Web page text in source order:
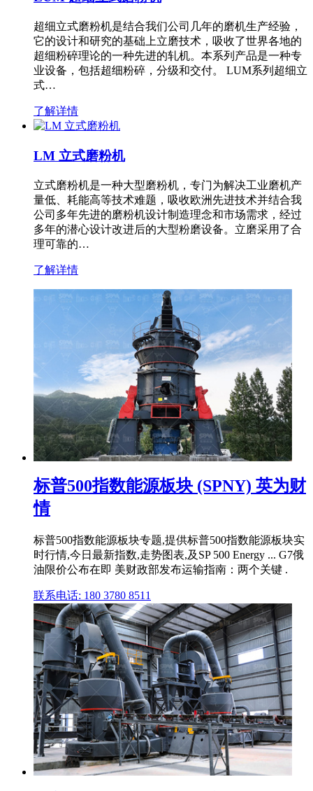
超细立式磨粉机是结合我们公司几年的磨机生产经验，
它的设计和研究的基础上立磨技术，吸收了世界各地的
超细粉碎理论的一种先进的轧机。本系列产品是一种专
业设备，包括超细粉碎，分级和交付。 LUM系列超细立
式…
了解详情
LM 立式磨粉机
立式磨粉机是一种大型磨粉机，专门为解决工业磨机产
量低、耗能高等技术难题，吸收欧洲先进技术并结合我
公司多年先进的磨粉机设计制造理念和市场需求，经过
多年的潜心设计改进后的大型粉磨设备。立磨采用了合
理可靠的…
了解详情
标普500指数能源板块 (SPNY) 英为财
情
标普500指数能源板块专题,提供标普500指数能源板块实
时行情,今日最新指数,走势图表,及SP 500 Energy ... G7俄
油限价公布在即 美财政部发布运输指南：两个关键 .
联系电话: 180 3780 8511